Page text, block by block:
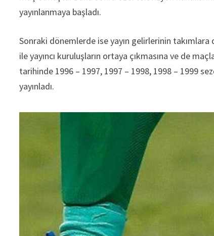
yayınlanmaya başladı.
Sonraki dönemlerde ise yayın gelirlerinin takımlara
ile yayıncı kuruluşların ortaya çıkmasına ve de
tarihinde 1996 – 1997, 1997 – 1998, 1998 – 1999
yayınladı.